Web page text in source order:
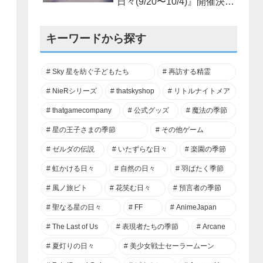
キーワードから探す
Sky 星を紡ぐ子どもたち 再訪する精霊
NieRシリーズ thatskyshop リトルナイトメア
thatgamecompany 公式グッズ 魔法の季節
星の王子さまの季節 その他ゲーム
ゼルダの伝説 いたずらな日々 楽園の季節
虹かける日々 自然の日々 羽ばたく季節
風ノ旅ビト 花笑む日々 預言者の季節
聖なる星の日々 FF AnimeJapan
The Last of Us 表現者たちの季節 Arcane
夏灯りの日々 美少女戦士セーラームーン